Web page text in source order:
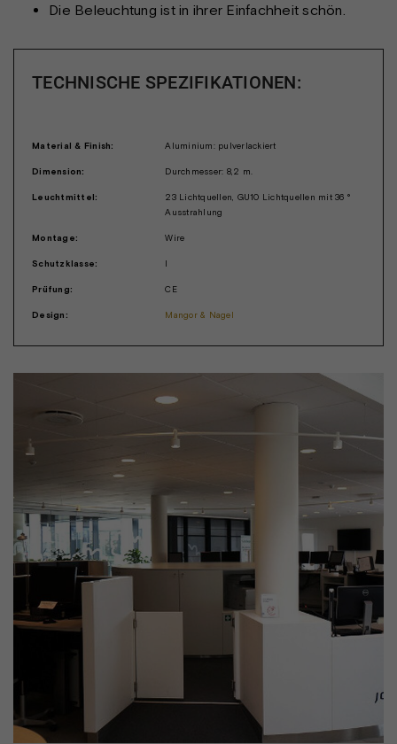
Die Beleuchtung ist in ihrer Einfachheit schön.
TECHNISCHE SPEZIFIKATIONEN:
Material & Finish: Aluminium: pulverlackiert
Dimension: Durchmesser: 8,2 m.
Leuchtmittel:
23 Lichtquellen, GU10 Lichtquellen mit 36 °
Ausstrahlung
Montage: Wire
Schutzklasse: I
Prüfung: CE
Design: Mangor & Nagel